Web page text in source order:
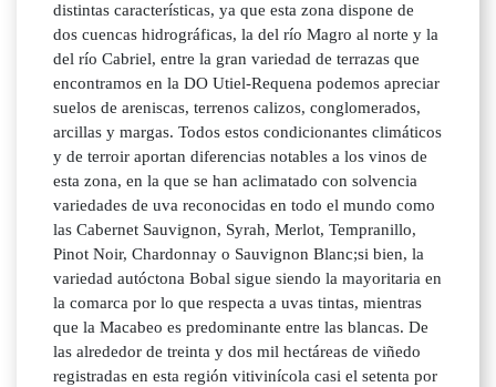
distintas características, ya que esta zona dispone de
dos cuencas hidrográficas, la del río Magro al norte y la
del río Cabriel, entre la gran variedad de terrazas que
encontramos en la DO Utiel-Requena podemos apreciar
suelos de areniscas, terrenos calizos, conglomerados,
arcillas y margas. Todos estos condicionantes climáticos
y de terroir aportan diferencias notables a los vinos de
esta zona, en la que se han aclimatado con solvencia
variedades de uva reconocidas en todo el mundo como
las Cabernet Sauvignon, Syrah, Merlot, Tempranillo,
Pinot Noir, Chardonnay o Sauvignon Blanc;si bien, la
variedad autóctona Bobal sigue siendo la mayoritaria en
la comarca por lo que respecta a uvas tintas, mientras
que la Macabeo es predominante entre las blancas. De
las alrededor de treinta y dos mil hectáreas de viñedo
registradas en esta región vitivinícola casi el setenta por